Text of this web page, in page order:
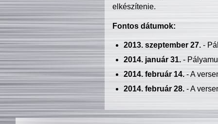
elkészítenie.
Fontos dátumok:
2013. szeptember 27.-
2014. január 31.-
2014. február 14.- A
2014. február 28.- A